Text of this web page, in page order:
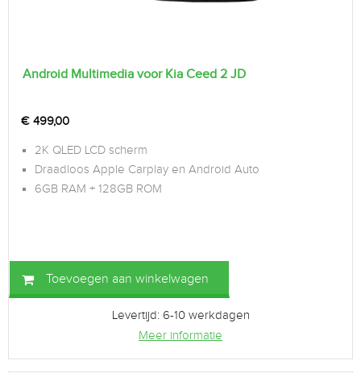
Android Multimedia voor Kia Ceed 2 JD
€ 499,00
2K QLED LCD scherm
Draadloos Apple Carplay en Android Auto
6GB RAM + 128GB ROM
Toevoegen aan winkelwagen
Levertijd: 6-10 werkdagen
Meer informatie